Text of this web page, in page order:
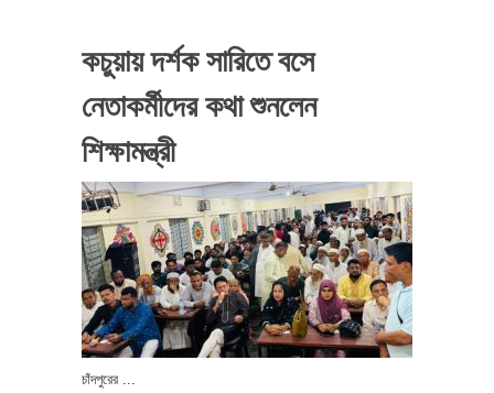
কচুয়ায় দর্শক সারিতে বসে
নেতাকর্মীদের কথা শুনলেন
শিক্ষামন্ত্রী
চাঁদপুরের ...